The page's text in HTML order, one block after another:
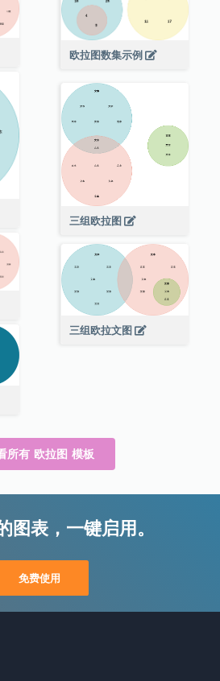
欧拉图数集示例
三组欧拉图
三组欧拉文图
所有 欧拉图 模板
图表，一键启用。
免费使用